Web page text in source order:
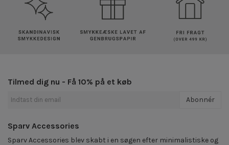
Tilmed dig nu - Få 10% på et køb
Abonnér
Sparv Accessories
Sparv Accessories blev skabt i en søgen efter minimalistiske og